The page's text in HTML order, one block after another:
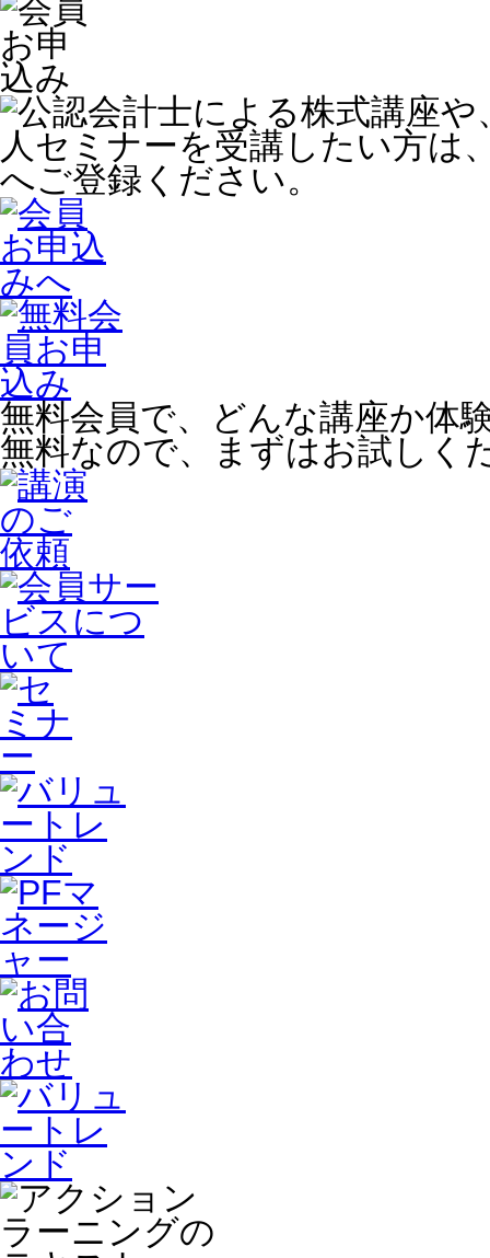
無料会員で、どんな講座か体
無料なので、まずはお試しく